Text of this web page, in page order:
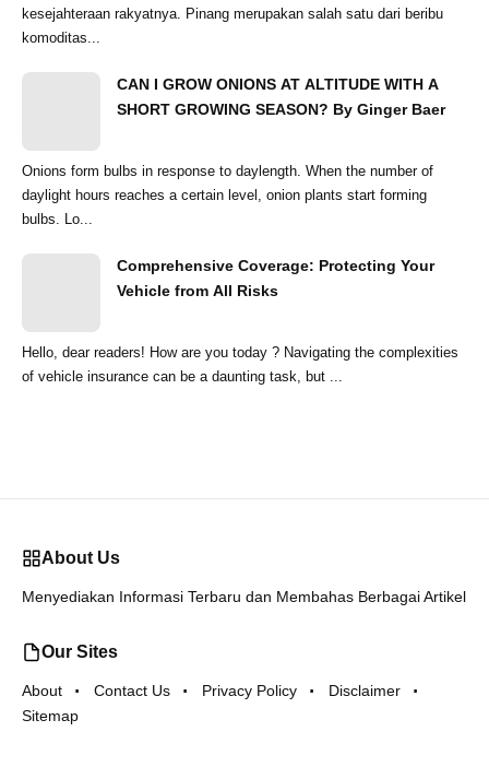
kesejahteraan rakyatnya. Pinang merupakan salah satu dari beribu
komoditas...
CAN I GROW ONIONS AT ALTITUDE WITH A
SHORT GROWING SEASON? By Ginger Baer
Onions form bulbs in response to daylength. When the number of
daylight hours reaches a certain level, onion plants start forming
bulbs. Lo...
Comprehensive Coverage: Protecting Your
Vehicle from All Risks
Hello, dear readers! How are you today ? Navigating the complexities
of vehicle insurance can be a daunting task, but ...
About Us
Menyediakan Informasi Terbaru dan Membahas Berbagai Artikel
Our Sites
About Contact Us Privacy Policy
Disclaimer
Sitemap